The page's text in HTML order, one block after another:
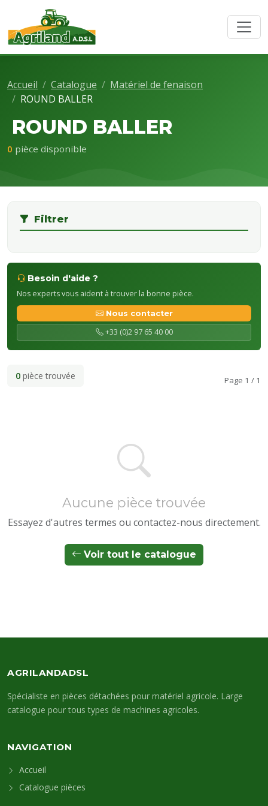
Accueil Catalogue
Matériel de fenaison
ROUND BALLER
ROUND BALLER
0 pièce disponible
Filtrer
Besoin d'aide ?
Nos experts vous aident à trouver la bonne pièce.
Nous contacter
+33 (0)2 97 65 40 00
0 pièce trouvée Page 1 / 1
Aucune pièce trouvée
Essayez d'autres termes ou contactez-nous directement.
Voir tout le catalogue
AGRILANDADSL
Spécialiste en pièces détachées pour matériel agricole. Large
catalogue pour tous types de machines agricoles.
NAVIGATION
Accueil
Catalogue pièces